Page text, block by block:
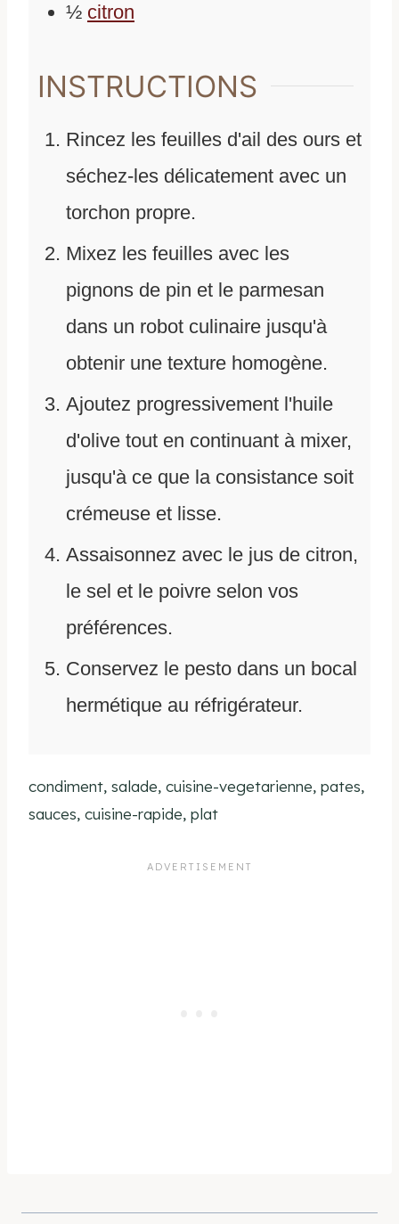
½ citron
INSTRUCTIONS
Rincez les feuilles d'ail des ours et
séchez-les délicatement avec un
torchon propre.
Mixez les feuilles avec les
pignons de pin et le parmesan
dans un robot culinaire jusqu'à
obtenir une texture homogène.
Ajoutez progressivement l'huile
d'olive tout en continuant à mixer,
jusqu'à ce que la consistance soit
crémeuse et lisse.
Assaisonnez avec le jus de citron,
le sel et le poivre selon vos
préférences.
Conservez le pesto dans un bocal
hermétique au réfrigérateur.
condiment, salade, cuisine-vegetarienne, pates,
sauces, cuisine-rapide, plat